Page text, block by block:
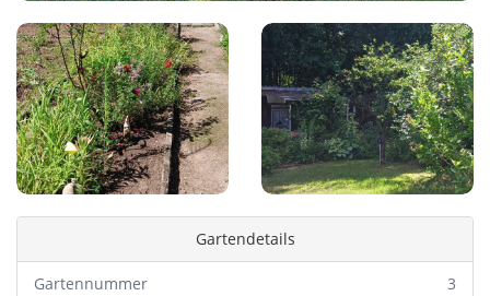
Gartendetails
Gartennummer 3